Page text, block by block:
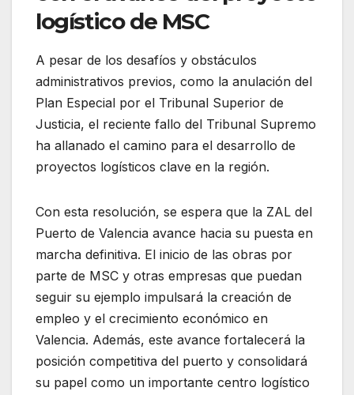
logístico de MSC
A pesar de los desafíos y obstáculos
administrativos previos, como la anulación del
Plan Especial por el Tribunal Superior de
Justicia, el reciente fallo del Tribunal Supremo
ha allanado el camino para el desarrollo de
proyectos logísticos clave en la región.
Con esta resolución, se espera que la ZAL del
Puerto de Valencia avance hacia su puesta en
marcha definitiva. El inicio de las obras por
parte de MSC y otras empresas que puedan
seguir su ejemplo impulsará la creación de
empleo y el crecimiento económico en
Valencia. Además, este avance fortalecerá la
posición competitiva del puerto y consolidará
su papel como un importante centro logístico